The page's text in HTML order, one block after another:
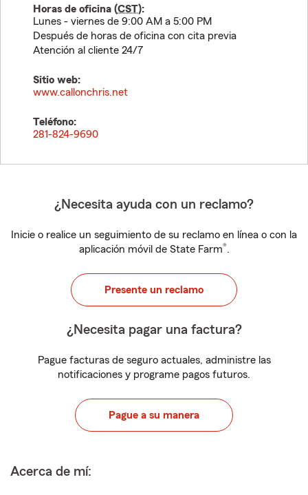
Horas de oficina (CST):
Lunes - viernes de 9:00 AM a 5:00 PM
Después de horas de oficina con cita previa
Atención al cliente 24/7
Sitio web:
www.callonchris.net
Teléfono:
281-824-9690
¿Necesita ayuda con un reclamo?
Inicie o realice un seguimiento de su reclamo en línea o con la
aplicación móvil de State Farm®.
Presente un reclamo
¿Necesita pagar una factura?
Pague facturas de seguro actuales, administre las
notificaciones y programe pagos futuros.
Pague a su manera
Acerca de mí: